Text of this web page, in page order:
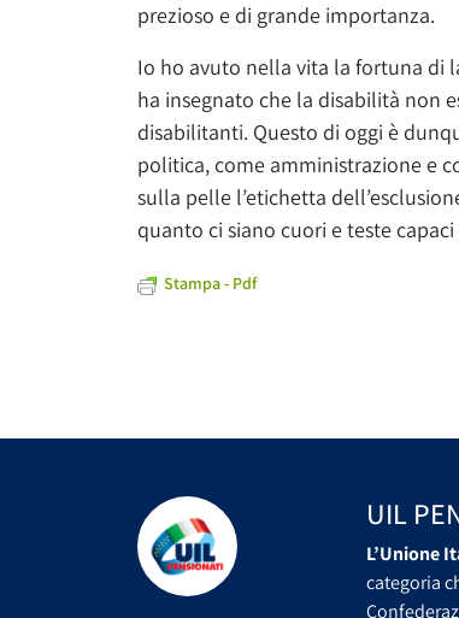
prezioso e di grande importanza.
Io ho avuto nella vita la fortuna di
ha insegnato che la disabilità non
disabilitanti. Questo di oggi è
politica, come amministrazione e
sulla pelle l’etichetta
quanto ci siano cuori e teste
Stampa - Pdf
UIL
L’Unione
categoria